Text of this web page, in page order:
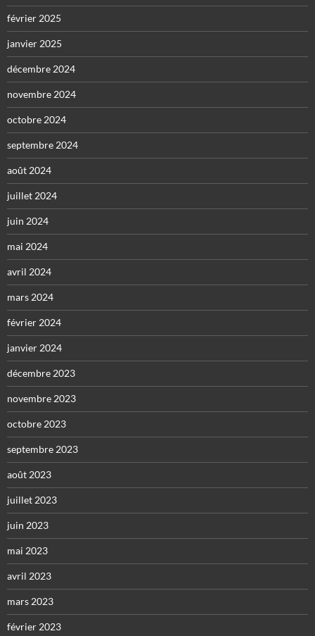
février 2025
janvier 2025
décembre 2024
novembre 2024
octobre 2024
septembre 2024
août 2024
juillet 2024
juin 2024
mai 2024
avril 2024
mars 2024
février 2024
janvier 2024
décembre 2023
novembre 2023
octobre 2023
septembre 2023
août 2023
juillet 2023
juin 2023
mai 2023
avril 2023
mars 2023
février 2023